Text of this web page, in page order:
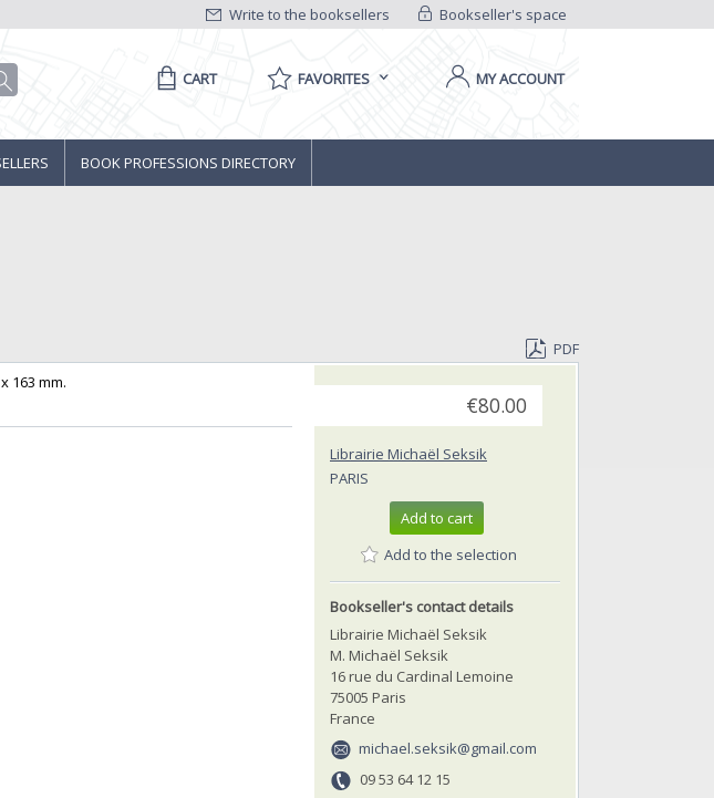
Bookseller's space
Write to the booksellers
CART FAVORITES MY ACCOUNT
BOOK PROFESSIONS DIRECTORY
PDF
163 mm.‎
€80.00
Librairie Michaël Seksik
PARIS
Add to cart
Add to the selection
Bookseller's contact details
Librairie Michaël Seksik
M. Michaël Seksik
16 rue du Cardinal Lemoine
75005 Paris
France
michael.seksik@gmail.com
09 53 64 12 15